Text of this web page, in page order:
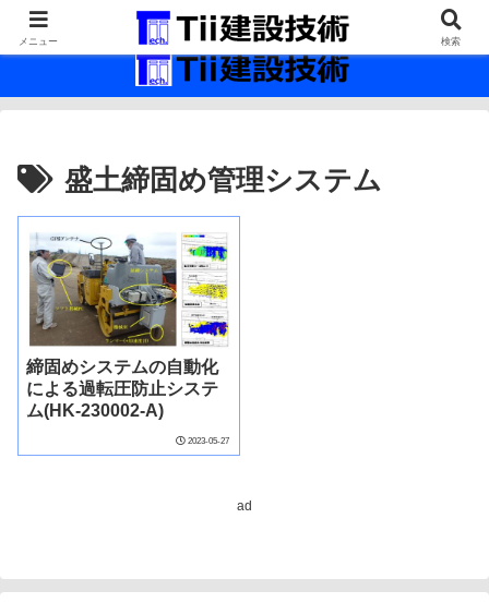
最新の建設技術の情報インフラ。
盛土締固め管理システム
締固めシステムの自動化
による過転圧防止システ
ム(HK-230002-A)
2023-05-27
ad
メニュー 検索